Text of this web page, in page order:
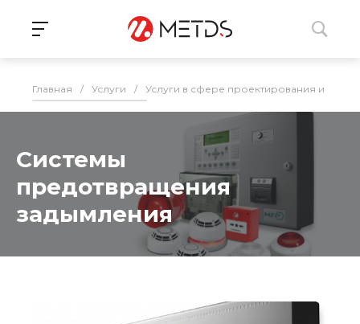
Главная / Услуги / Услуги в сфере проектирования и
Системы
предотвращения
задымления